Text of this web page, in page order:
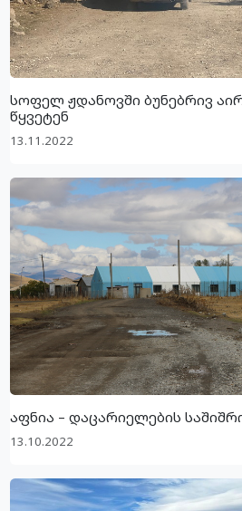
სოფელ ჟდანოვში ბუნებრივ
წყვეტენ
13.11.2022
აფნია – დაცარიელების
13.10.2022